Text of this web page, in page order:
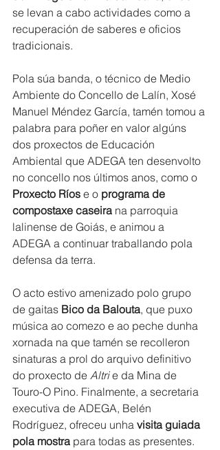
se levan a cabo actividades como a
recuperación de saberes e oficios
tradicionais.
Pola súa banda, o técnico de Medio
Ambiente do Concello de Lalín, Xosé
Manuel Méndez García, tamén tomou a
palabra para poñer en valor algúns
dos proxectos de Educación
Ambiental que ADEGA ten desenvolto
no concello nos últimos anos, como o
Proxecto Ríos e o programa de
compostaxe caseira na parroquia
lalinense de Goiás, e animou a
ADEGA a continuar traballando pola
defensa da terra.
O acto estivo amenizado polo grupo
de gaitas Bico da Balouta, que puxo
música ao comezo e ao peche dunha
xornada na que tamén se recolleron
sinaturas a prol do arquivo definitivo
do proxecto de Altri e da Mina de
Touro-O Pino. Finalmente, a secretaria
executiva de ADEGA, Belén
Rodríguez, ofreceu unha visita guiada
pola mostra para todas as presentes.